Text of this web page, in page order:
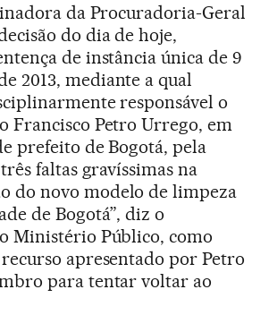
da Procuradoria-Geral
do dia de hoje,
de instância única de 9
2013, mediante a qual
responsável o
Francisco Petro Urrego, em
prefeito de Bogotá, pela
faltas gravíssimas na
do novo modelo de limpeza
de Bogotá”, diz o
Ministério Público, como
apresentado por Petro
para tentar voltar ao